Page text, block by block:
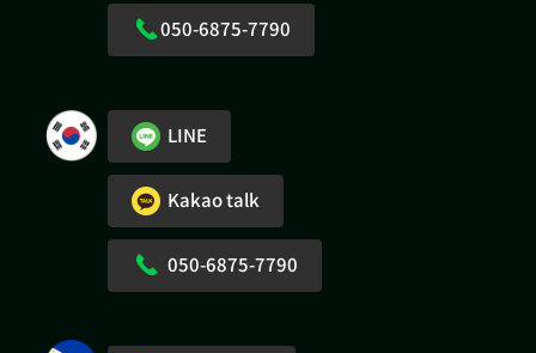
050-6875-7790
LINE
Kakao talk
050-6875-7790